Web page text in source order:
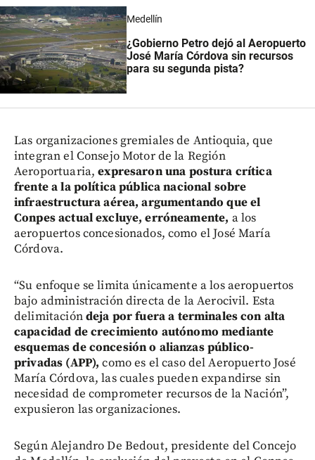
Medellín
¿Gobierno Petro dejó al Aeropuerto
José María Córdova sin recursos
para su segunda pista?
Las organizaciones gremiales de Antioquia, que
integran el Consejo Motor de la Región
Aeroportuaria,expresaron una postura crítica
frente a la política pública nacional sobre
infraestructura aérea, argumentando que el
Conpes actual excluye, erróneamente, a los
aeropuertos concesionados, como el José María
Córdova.
“Su enfoque se limita únicamente a los aeropuertos
bajo administración directa de la Aerocivil. Esta
delimitacióndeja por fuera a terminales con alta
capacidad de crecimiento autónomo mediante
esquemas de concesión o alianzas público-
privadas (APP), como es el caso del Aeropuerto José
María Córdova, las cuales pueden expandirse sin
necesidad de comprometer recursos de la Nación”,
expusieron las organizaciones.
Según Alejandro De Bedout, presidente del Concejo